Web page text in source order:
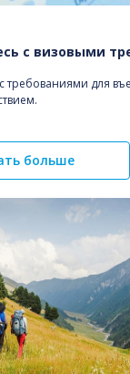
с визовыми
требованиями для
больше